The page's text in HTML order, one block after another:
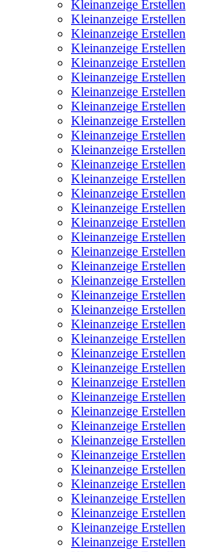
Kleinanzeige Erstellen
Kleinanzeige Erstellen
Kleinanzeige Erstellen
Kleinanzeige Erstellen
Kleinanzeige Erstellen
Kleinanzeige Erstellen
Kleinanzeige Erstellen
Kleinanzeige Erstellen
Kleinanzeige Erstellen
Kleinanzeige Erstellen
Kleinanzeige Erstellen
Kleinanzeige Erstellen
Kleinanzeige Erstellen
Kleinanzeige Erstellen
Kleinanzeige Erstellen
Kleinanzeige Erstellen
Kleinanzeige Erstellen
Kleinanzeige Erstellen
Kleinanzeige Erstellen
Kleinanzeige Erstellen
Kleinanzeige Erstellen
Kleinanzeige Erstellen
Kleinanzeige Erstellen
Kleinanzeige Erstellen
Kleinanzeige Erstellen
Kleinanzeige Erstellen
Kleinanzeige Erstellen
Kleinanzeige Erstellen
Kleinanzeige Erstellen
Kleinanzeige Erstellen
Kleinanzeige Erstellen
Kleinanzeige Erstellen
Kleinanzeige Erstellen
Kleinanzeige Erstellen
Kleinanzeige Erstellen
Kleinanzeige Erstellen
Kleinanzeige Erstellen
Kleinanzeige Erstellen